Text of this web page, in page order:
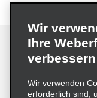
Impressum
Wir
Ihre
verbessern
Wir verwenden
erforderlich sind,